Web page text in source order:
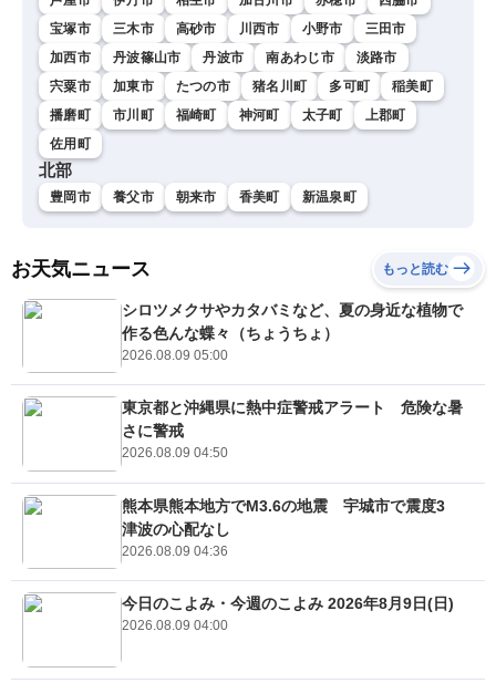
宝塚市
三木市 高砂市 川西市 小野市
三田市
加西市
丹波篠山市 丹波市 南あわじ市
淡路市
宍粟市
加東市 たつの市 猪名川町 多可町
稲美町
播磨町
市川町 福崎町 神河町 太子町
上郡町
佐用町
北部
豊岡市 養父市 朝来市 香美町 新温泉町
お天気ニュース もっと読む
シロツメクサやカタバミなど、夏の身近な植物で
作る色んな蝶々（ちょうちょ）
2026.08.09 05:00
東京都と沖縄県に熱中症警戒アラート 危険な暑
さに警戒
2026.08.09 04:50
熊本県熊本地方でM3.6の地震 宇城市で震度3
津波の心配なし
2026.08.09 04:36
今日のこよみ・今週のこよみ 2026年8月9日(日)
2026.08.09 04:00